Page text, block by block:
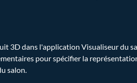
3D dans l'application Visualiseur du
pour spécifier la
salon.